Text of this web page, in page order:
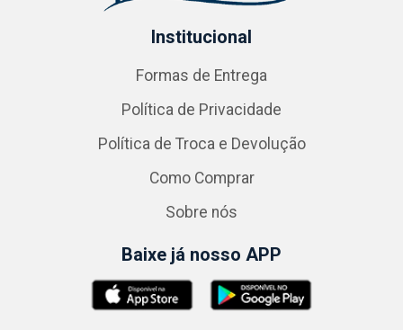
Institucional
Formas de Entrega
Política de Privacidade
Política de Troca e Devolução
Como Comprar
Sobre nós
Baixe já nosso APP